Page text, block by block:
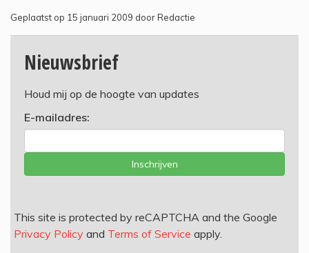
Geplaatst op 15 januari 2009 door Redactie
Nieuwsbrief
Houd mij op de hoogte van updates
E-mailadres:
Inschrijven
This site is protected by reCAPTCHA and the Google
Privacy Policy and Terms of Service apply.